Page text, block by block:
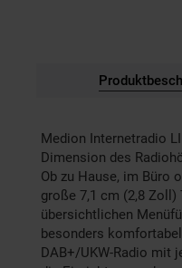
Medion Internetradio
Dimension des
Ob zu Hause, im Büro
große 7,1 cm (2,8
übersichtlichen
besonders
DAB+/UKW-Radio mit